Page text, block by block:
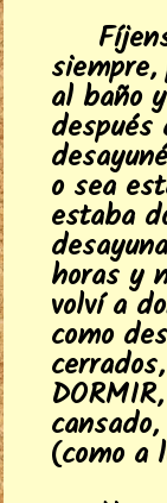
al baño
o sea
estaba
horas y
volví a
como
(como a